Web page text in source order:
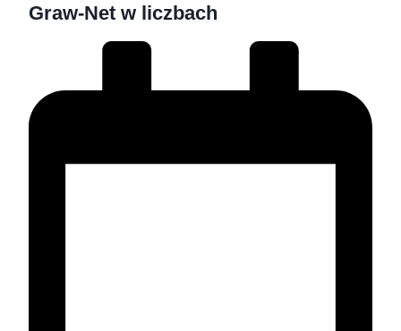
Graw-Net w liczbach